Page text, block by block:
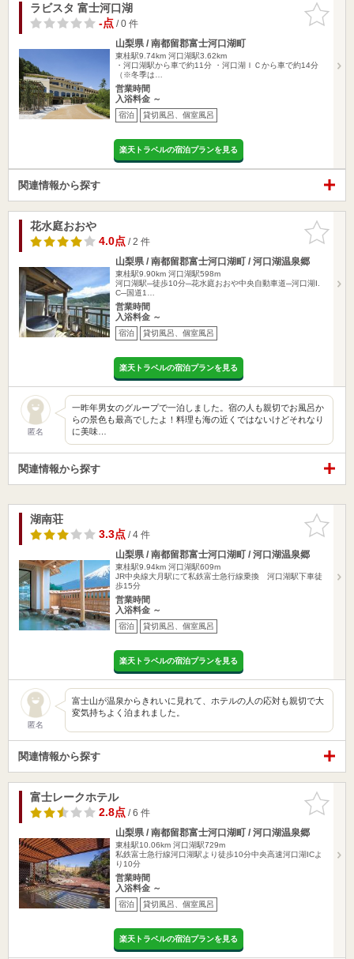
お気に入
りに追加
ラビスタ 富士河口湖
-点/ 0 件
山梨県 / 南都留郡富士河口湖町
東桂駅9.74km 河口湖駅3.62km
・河口湖駅から車で約11分 ・河口湖ＩＣから車で約14分
（※冬季は…
営業時間
入浴料金 ～
宿泊 貸切風呂、個室風呂
楽天トラベルの宿泊プランを見る
関連情報から探す
お気に入
りに追加
花水庭おおや
4.0点/ 2 件
山梨県 / 南都留郡富士河口湖町 / 河口湖温泉郷
東桂駅9.90km 河口湖駅598m
河口湖駅─徒歩10分─花水庭おおや中央自動車道─河口湖I.
C─国道1…
営業時間
入浴料金 ～
宿泊 貸切風呂、個室風呂
楽天トラベルの宿泊プランを見る
匿名
一昨年男女のグループで一泊しました。宿の人も親切でお風呂か
らの景色も最高でしたよ！料理も海の近くではないけどそれなり
に美味…
関連情報から探す
お気に入
りに追加
湖南荘
3.3点/ 4 件
山梨県 / 南都留郡富士河口湖町 / 河口湖温泉郷
東桂駅9.94km 河口湖駅609m
JR中央線大月駅にて私鉄富士急行線乗換 河口湖駅下車徒
歩15分
営業時間
入浴料金 ～
宿泊 貸切風呂、個室風呂
楽天トラベルの宿泊プランを見る
匿名
富士山が温泉からきれいに見れて、ホテルの人の応対も親切で大
変気持ちよく泊まれました。
関連情報から探す
お気に入
りに追加
富士レークホテル
2.8点/ 6 件
山梨県 / 南都留郡富士河口湖町 / 河口湖温泉郷
東桂駅10.06km 河口湖駅729m
私鉄富士急行線河口湖駅より徒歩10分中央高速河口湖ICよ
り10分
営業時間
入浴料金 ～
宿泊 貸切風呂、個室風呂
楽天トラベルの宿泊プランを見る